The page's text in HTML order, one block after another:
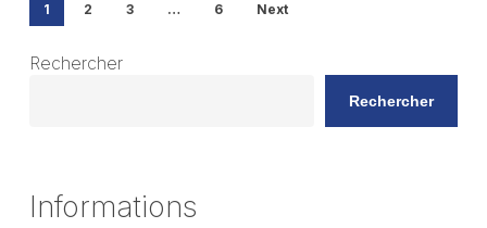
1 2 3 … 6 Next
Rechercher
Rechercher
Informations